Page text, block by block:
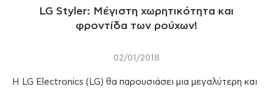
LG Styler: Μέγιστη χωρητικότητα και
φροντίδα των ρούχων!
02/01/2018
Η LG Electronics (LG) θα παρουσιάσει μια μεγαλύτερη και